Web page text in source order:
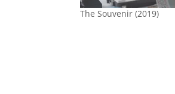
The Souvenir (2019)